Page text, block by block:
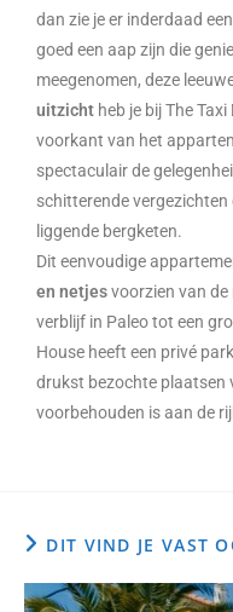
dan zie je er inderdaad
goed een aap zijn die
meegenomen, deze
uitzicht heb je bij The
voorkant van het
spectaculair de
schitterende vergezichten
liggende bergketen.
Dit eenvoudige
en netjesvoorzien van
verblijf in Paleo tot een
House heeft een privé
drukst bezochte plaatsen
voorbehouden is aan de
DIT VIND JE VAST